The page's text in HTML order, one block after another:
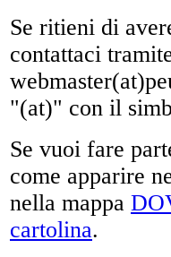
Se ritieni di
contattaci
"(at)" con il
Se vuoi fare
come apparire
nella mappa
cartolina.